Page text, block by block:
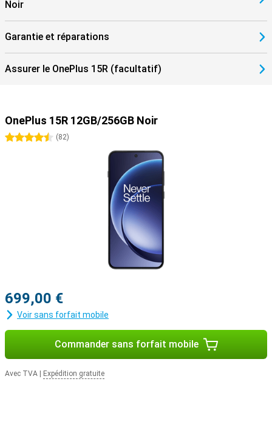
Noir
Garantie et réparations
Assurer le OnePlus 15R (facultatif)
OnePlus 15R 12GB/256GB Noir
4.5 étoiles
(82)
699,00 €
Voir sans forfait mobile
Commander sans forfait mobile
Avec TVA Expédition gratuite